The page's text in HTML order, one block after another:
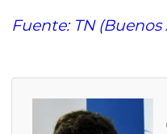
Fuente: TN